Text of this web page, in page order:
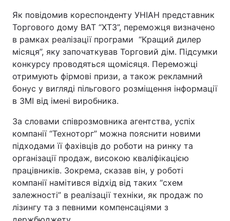
Головна Війна
Україна Політика
Економіка Світ
Спорт Наука
Як повідомив кореспонденту УНІАН представник
Торгового дому ВАТ “ХТЗ”, переможця визначено
в рамках реалізації програми “Кращий дилер
місяця”, яку започаткував Торговий дім. Підсумки
конкурсу проводяться щомісяця. Переможці
отримують фірмові призи, а також рекламний
бонус у вигляді пільгового розміщення інформації
в ЗМІ від імені виробника.
За словами співрозмовника агентства, успіх
компанії “Техноторг” можна пояснити новими
підходами її фахівців до роботи на ринку та
організації продаж, високою кваліфікацією
працівників. Зокрема, сказав він, у роботі
компанії намітився відхід від таких “схем
залежності” в реалізації техніки, як продаж по
лізингу та з певними компенсаціями з